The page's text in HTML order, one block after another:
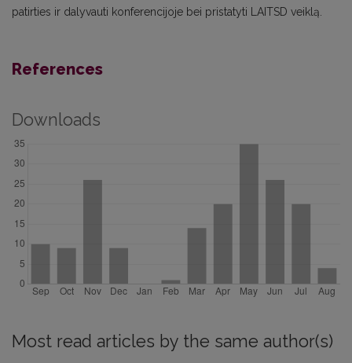
patirties ir dalyvauti konferencijoje bei pristatyti LAITSD veiklą.
References
Downloads
Most read articles by the same author(s)